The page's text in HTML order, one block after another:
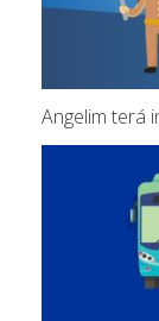
Angelim terá